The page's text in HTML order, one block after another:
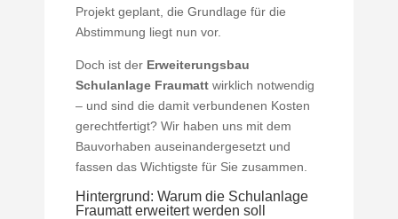
Projekt geplant, die Grundlage für die
Abstimmung liegt nun vor.
Doch ist der Erweiterungsbau
Schulanlage Fraumattwirklich notwendig
– und sind die damit verbundenen Kosten
gerechtfertigt? Wir haben uns mit dem
Bauvorhaben auseinandergesetzt und
fassen das Wichtigste für Sie zusammen.
Hintergrund: Warum die Schulanlage
Fraumatt erweitert werden soll